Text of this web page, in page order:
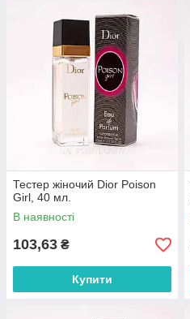
Тестер жіночий Dior Poison
Girl, 40 мл.
В наявності
103,63 ₴
Купити